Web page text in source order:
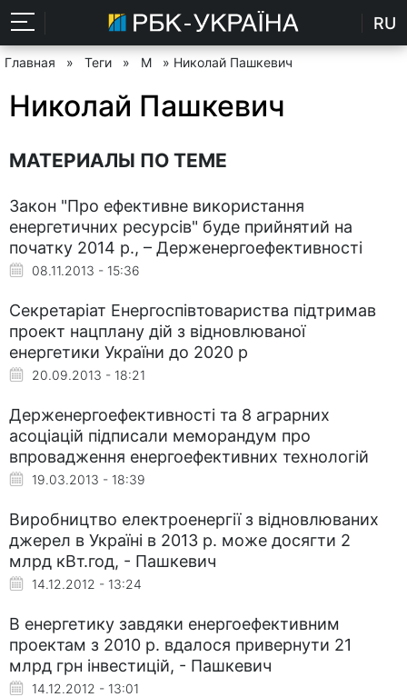
RU
Главная » Теги » М » Николай Пашкевич
Николай Пашкевич
МАТЕРИАЛЫ ПО ТЕМЕ
Закон "Про ефективне використання
енергетичних ресурсів" буде прийнятий на
початку 2014 р., – Держенергоефективності
08.11.2013 - 15:36
Секретаріат Енергоспівтовариства підтримав
проект нацплану дій з відновлюваної
енергетики України до 2020 р
20.09.2013 - 18:21
Держенергоефективності та 8 аграрних
асоціацій підписали меморандум про
впровадження енергоефективних технологій
19.03.2013 - 18:39
Виробництво електроенергії з відновлюваних
джерел в Україні в 2013 р. може досягти 2
млрд кВт.год, - Пашкевич
14.12.2012 - 13:24
В енергетику завдяки енергоефективним
проектам з 2010 р. вдалося привернути 21
млрд грн інвестицій, - Пашкевич
14.12.2012 - 13:01